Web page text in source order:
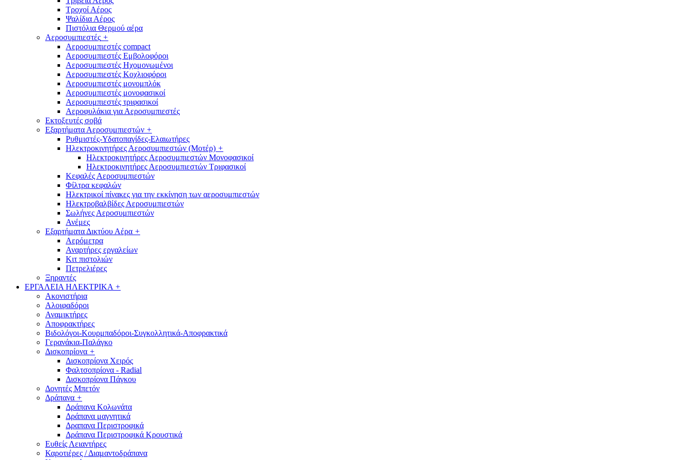
Τροχοί Αέρος
Ψαλίδια Αέρος
Πιστόλια Θερμού αέρα
Αεροσυμπιεστές +
Αεροσυμπιεστές compact
Αεροσυμπιεστές Εμβολοφόροι
Αεροσυμπιεστές Ηχομονωμένοι
Αεροσυμπιεστές Κοχλιοφόροι
Αεροσυμπιεστές μονομπλόκ
Αεροσυμπιεστές μονοφασικοί
Αεροσυμπιεστές τριφασικοί
Αεροφυλάκια για Αεροσυμπιεστές
Εκτοξευτές σοβά
Εξαρτήματα Αεροσυμπιεστών +
Ρυθμιστές-Υδατοπαγίδες-Ελαιωτήρες
Ηλεκτροκινητήρες Αεροσυμπιεστών (Μοτέρ) +
Ηλεκτροκινητήρες Αεροσυμπιεστών Μονοφασικοί
Ηλεκτροκινητήρες Αεροσυμπιεστών Τριφασικοί
Κεφαλές Αεροσυμπιεστών
Φίλτρα κεφαλών
Ηλεκτρικοί πίνακες για την εκκίνηση των αεροσυμπιεστών
Ηλεκτροβαλβίδες Αεροσυμπιεστών
Σωλήνες Αεροσυμπιεστών
Ανέμες
Εξαρτήματα Δικτύου Αέρα +
Αερόμετρα
Αναρτήρες εργαλείων
Κιτ πιστολιών
Πετρελιέρες
Ξηραντές
ΕΡΓΑΛΕΙΑ ΗΛΕΚΤΡΙΚΑ +
Ακονιστήρια
Αλοιφαδόροι
Αναμικτήρες
Αποφρακτήρες
Βιδολόγοι-Κουρμπαδόροι-Συγκολλητικά-Αποφρακτικά
Γερανάκια-Παλάγκο
Δισκοπρίονα +
Δισκοπρίονα Χειρός
Φαλτσοπρίονα - Radial
Δισκοπρίονα Πάγκου
Δονητές Μπετόν
Δράπανα +
Δράπανα Κολωνάτα
Δράπανα μαγνητικά
Δραπανα Περιστροφικά
Δράπανα Περιστροφικά Κρουστικά
Ευθείς Λειαντήρες
Καροτιέρες / Διαμαντοδράπανα